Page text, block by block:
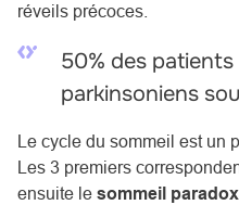
réveils précoces.
50% des patients
parkinsoniens
Le cycle du sommeil est un
Les 3 premiers
ensuite le sommeil